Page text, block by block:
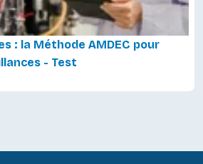
: la Méthode AMDEC pour
- Test